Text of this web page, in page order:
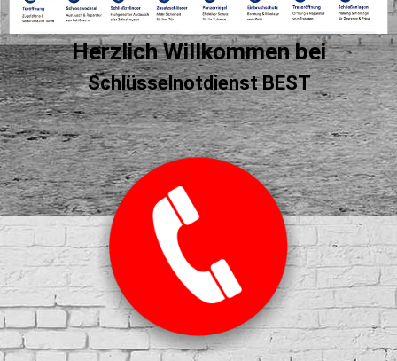
Herzlich Willkommen bei
Schlüsselnotdienst BEST